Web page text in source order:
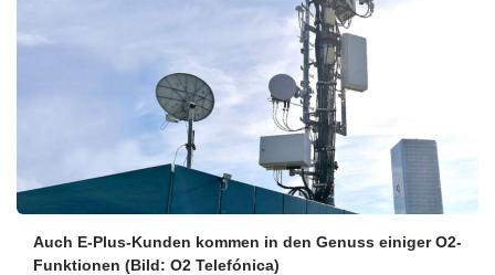
Auch E-Plus-Kunden kommen in den Genuss einiger O2-
Funktionen (Bild: O2 Telefónica)